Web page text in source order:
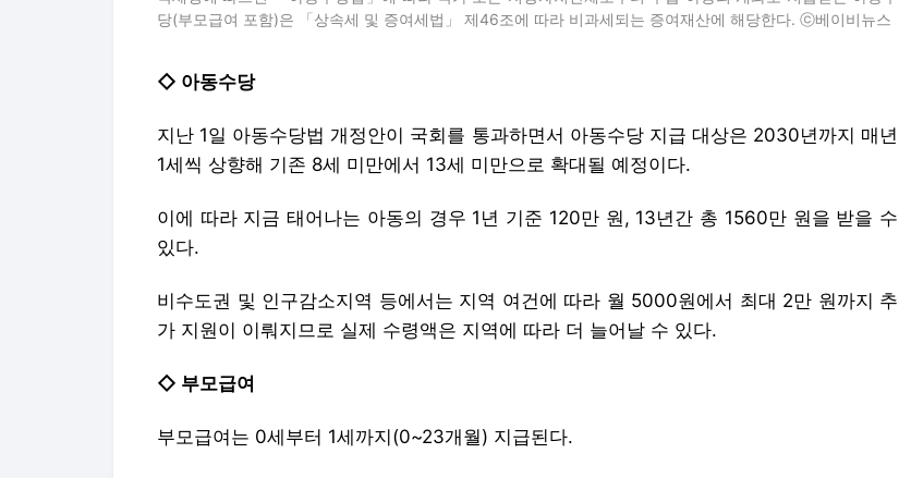
당(부모급여 포함)은 「상속세 및 증여세법」 제46조에 따라 비과세되는 증여재산에 해당한다. ⓒ베이비뉴스
◇ 아동수당
지난 1일 아동수당법 개정안이 국회를 통과하면서 아동수당 지급 대상은 2030년까지 매년
1세씩 상향해 기존 8세 미만에서 13세 미만으로 확대될 예정이다.
이에 따라 지금 태어나는 아동의 경우 1년 기준 120만 원, 13년간 총 1560만 원을 받을 수
있다.
비수도권 및 인구감소지역 등에서는 지역 여건에 따라 월 5000원에서 최대 2만 원까지 추
가 지원이 이뤄지므로 실제 수령액은 지역에 따라 더 늘어날 수 있다.
◇ 부모급여
부모급여는 0세부터 1세까지(0~23개월) 지급된다.